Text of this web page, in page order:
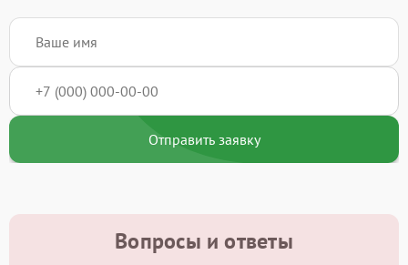
Отправить заявку
Вопросы и ответы